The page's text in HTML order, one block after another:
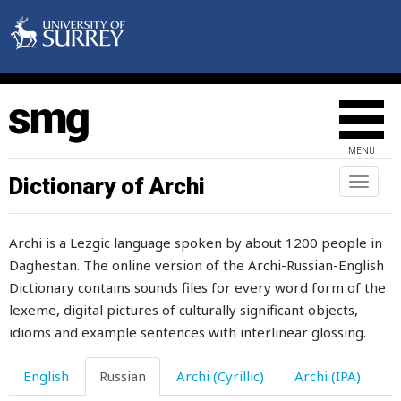
MENU
Toggle
Dictionary of Archi
Archi is a Lezgic language spoken by about 1200 people in
Daghestan. The online version of the Archi-Russian-English
Dictionary contains sounds files for every word form of the
lexeme, digital pictures of culturally significant objects,
idioms and example sentences with interlinear glossing.
English Russian Archi (Cyrillic) Archi (IPA)
смотреть
смущать
смущаться
смысл
смятение
снаружи